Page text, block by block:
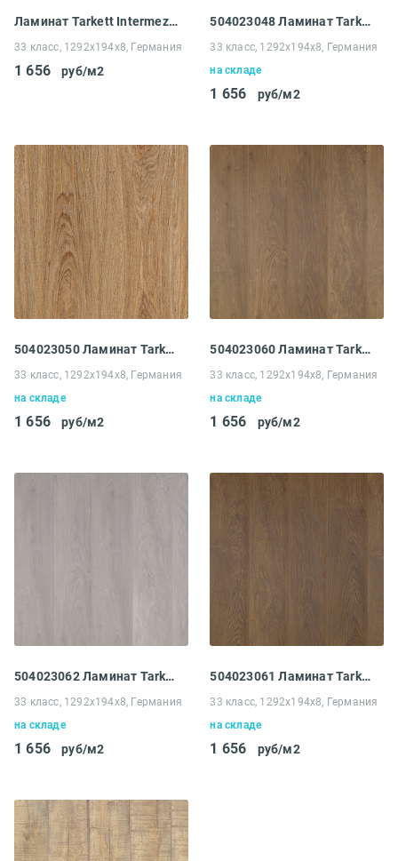
Ламинат Tarkett Intermezzo 833 Дуб Соната светло-бежевый
33 класс, 1292x194x8, Германия
1 656 руб/м2
504023048 Ламинат Tarkett Intermezzo 833 Дуб Танго темный
33 класс, 1292x194x8, Германия
на складе
1 656 руб/м2
504023050 Ламинат Tarkett Intermezzo 833 Дуб Танго беж
33 класс, 1292x194x8, Германия
на складе
1 656 руб/м2
504023060 Ламинат Tarkett Intermezzo 833 Дуб Аккорд осенний
33 класс, 1292x194x8, Германия
на складе
1 656 руб/м2
504023062 Ламинат Tarkett Intermezzo 833 Дуб Аккорд зимний
33 класс, 1292x194x8, Германия
на складе
1 656 руб/м2
504023061 Ламинат Tarkett Intermezzo 833 Дуб Аккорд весенний
33 класс, 1292x194x8, Германия
на складе
1 656 руб/м2